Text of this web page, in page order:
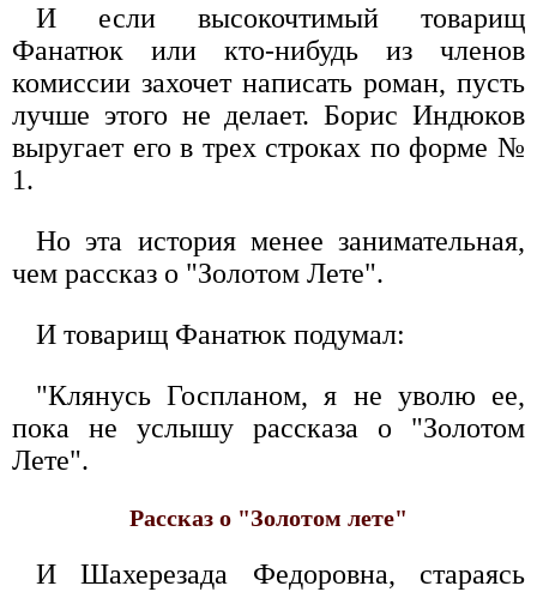
И если высокочтимый товарищ
Фанатюк или кто-нибудь из членов
комиссии захочет написать роман, пусть
лучше этого не делает. Борис Индюков
выругает его в трех строках по форме №
1.
Но эта история менее занимательная,
чем рассказ о "Золотом Лете".
И товарищ Фанатюк подумал:
"Клянусь Госпланом, я не уволю ее,
пока не услышу рассказа о "Золотом
Лете".
Рассказ о "Золотом лете"
И Шахерезада Федоровна, стараясь